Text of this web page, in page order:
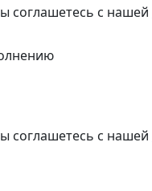
соглашетесь с нашей
соглашетесь с нашей